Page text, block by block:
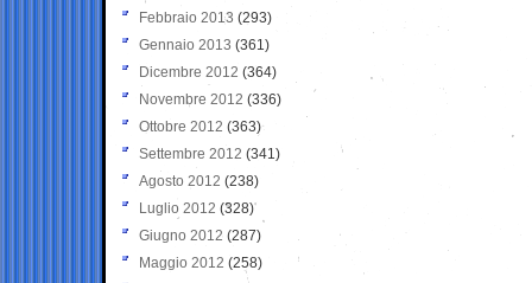
Febbraio 2013 (293)
Gennaio 2013 (361)
Dicembre 2012 (364)
Novembre 2012 (336)
Ottobre 2012 (363)
Settembre 2012 (341)
Agosto 2012 (238)
Luglio 2012 (328)
Giugno 2012 (287)
Maggio 2012 (258)